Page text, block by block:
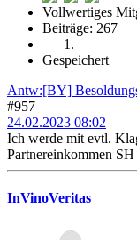
Vollwertiges
Beiträge: 267
Gespeichert
Antw:[BY]
#957
24.02.2023 08:02
Ich werde mit evtl.
Partnereinkommen SH
InVinoVeritas